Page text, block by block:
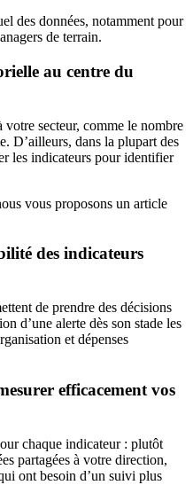
des données, notamment pour
de terrain.
au centre du
secteur, comme le nombre
D’ailleurs, dans la plupart des
les indicateurs pour identifier
vous proposons un article
des indicateurs
de prendre des décisions
d’une alerte dès son stade les
et dépenses
efficacement vos
chaque indicateur : plutôt
partagées à votre direction,
ont besoin d’un suivi plus